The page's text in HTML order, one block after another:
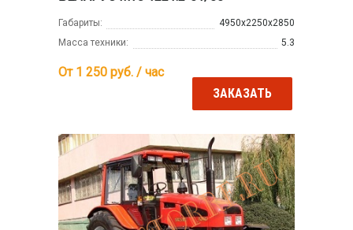
Габариты:
4950х2250х2850
Масса техники:
5.3
От 1 250 руб. / час
ЗАКАЗАТЬ